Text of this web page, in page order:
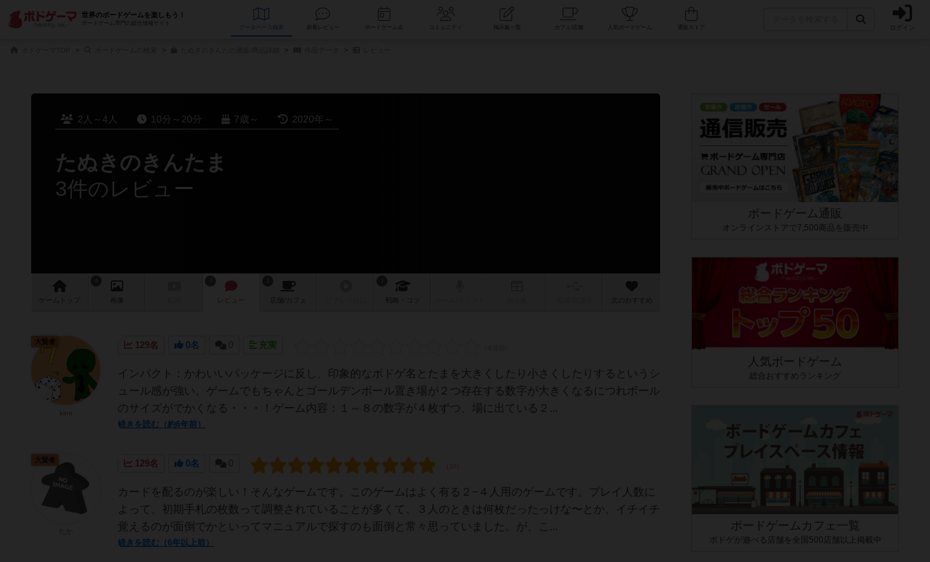
世界のボードゲームを楽しもう！
ボードゲーム専門の総合情報サイト
データベース コミュニティ 人気ボードゲーム ログイン
2人～4人 10分～20分 7歳～ 2020年～
たぬきのきんたま
3件のレビュー
ゲーム 画像 レビュー 店舗/ カフェ 戦略 次のおすすめ
129名 0名 0 充実
インパクト：かわいいパッケージに反し、印象的なボドゲ名とたまを大きくしたり小さくしたりするというシ
ュール感が強い。ゲームでもちゃんとゴールデンボール置き場が２つ存在する数字が大きくなるにつれボール
のサイズがでかくなる・・・！ゲーム内容：１～８の数字が４枚ずつ、場に出ている２...
続きを読む（約6年前）
大賢者
129名 0名 0
カードを配るのが楽しい！そんなゲームです。このゲームはよく有る２−４人用のゲームです。プレイ人数に
よって、初期手札の枚数って調整されていることが多くて、３人のときは何枚だったっけな〜とか、イチイチ
覚えるのが面倒でかといってマニュアルで探すのも面倒と常々思っていました。が、こ...
続きを読む（6年以上前）
大賢者
ボードゲーム通販
オンラインストアで7,500商品を販売中
人気ボードゲーム
総合おすすめランキング
ボードゲームカフェ一覧
ボドゲが遊べる店舗を全国500店舗以上掲載中